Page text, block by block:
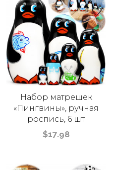
Набор матрешек
«Пингвины», ручная
роспись, 6 шт
$17.98